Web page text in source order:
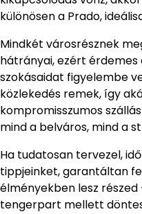
különösen a Prado,
Mindkét városrésznek
hátrányai, ezért érdemes
szokásaidat figyelembe
közlekedés remek, így
kompromisszumos
mind a belváros, mind a
Ha tudatosan tervezel,
tippjeinket, garantáltan
élményekben lesz
tengerpart mellett